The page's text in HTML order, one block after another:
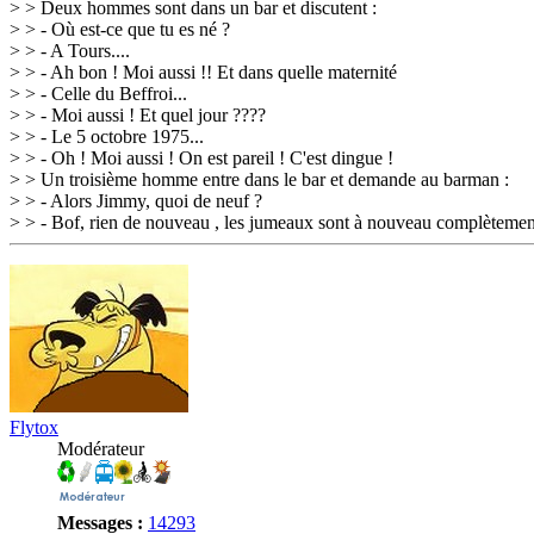
> > Deux hommes sont dans un bar et discutent :
> > - Où est-ce que tu es né ?
> > - A Tours....
> > - Ah bon ! Moi aussi !! Et dans quelle maternité
> > - Celle du Beffroi...
> > - Moi aussi ! Et quel jour ????
> > - Le 5 octobre 1975...
> > - Oh ! Moi aussi ! On est pareil ! C'est dingue !
> > Un troisième homme entre dans le bar et demande au barman :
> > - Alors Jimmy, quoi de neuf ?
> > - Bof, rien de nouveau , les jumeaux sont à nouveau
Flytox
Modérateur
Messages : 14293